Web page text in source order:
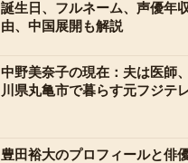
誕生日、フルネーム、声優年
由、中国展開も解説
中野美奈子の現在：夫は医師
川県丸亀市で暮らす元フジテ
豊田裕大のプロフィールと俳